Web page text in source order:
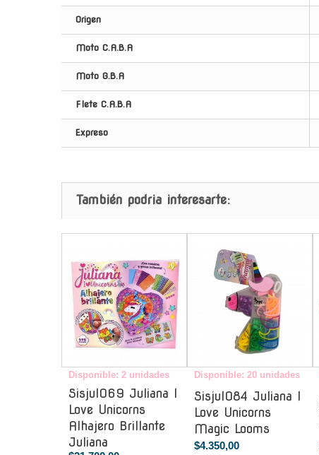
Origen
Moto C.A.B.A
Moto G.B.A
Flete C.A.B.A
Expreso
También podria interesarte:
Disponible: 2 unidades
Sisjul069 Juliana I
Love Unicorns
Alhajero Brillante
Juliana
Disponible: 20 unidades
Sisjul084 Juliana I
Love Unicorns
Magic Looms
$4.350,00